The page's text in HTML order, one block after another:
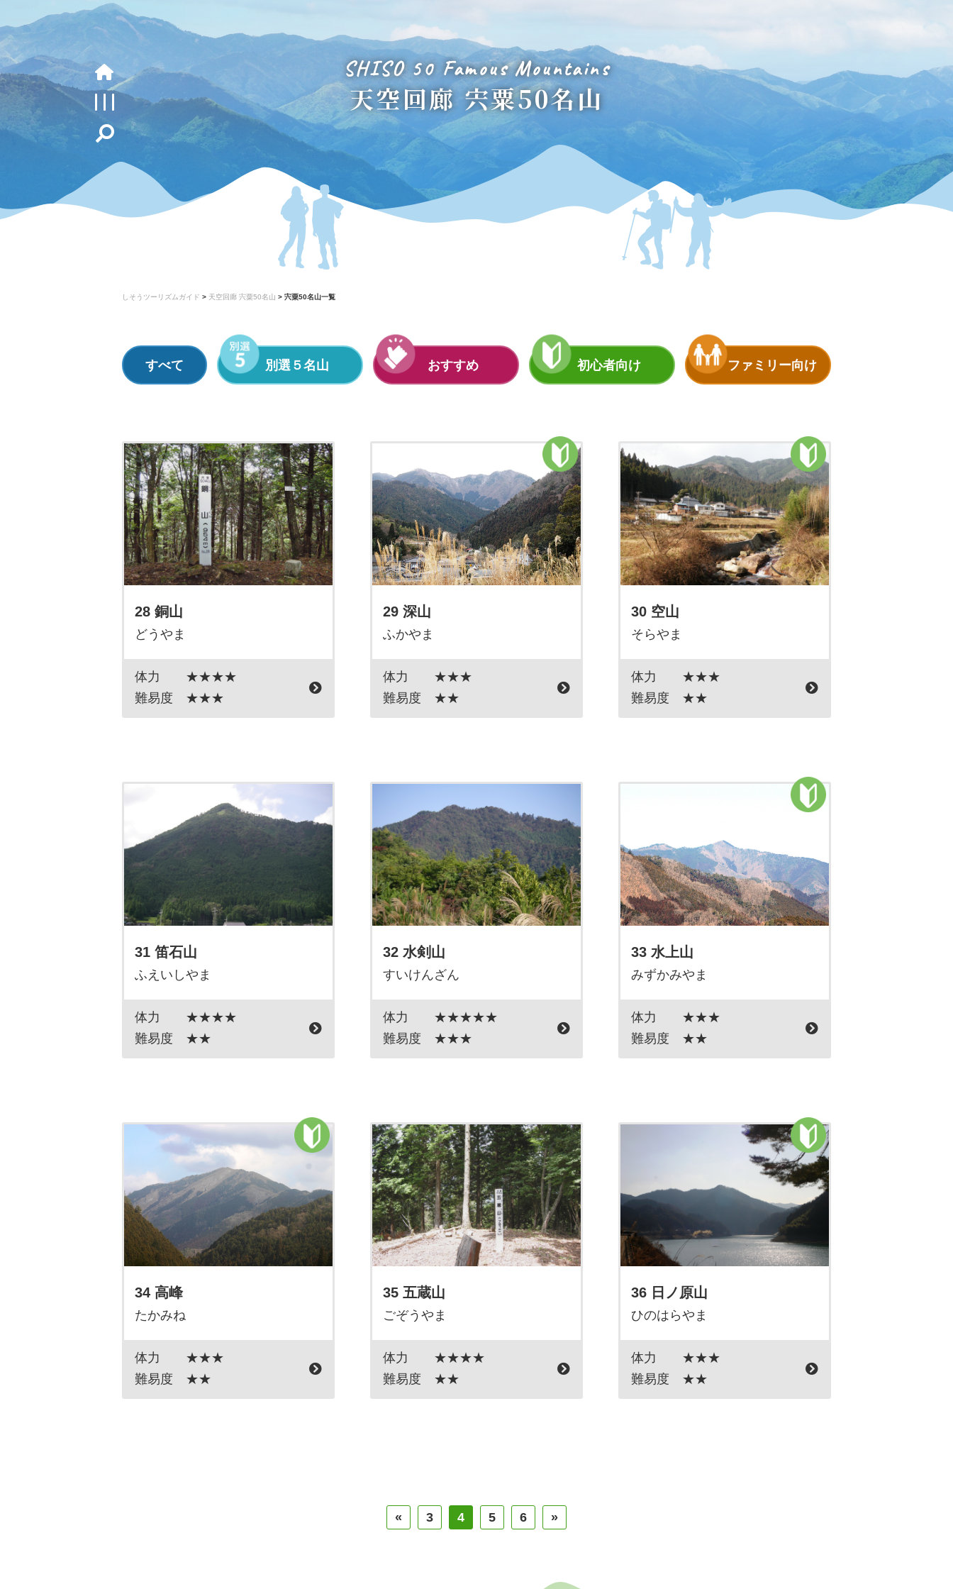
SHISO 50 Famous Mountains
天空回廊 宍粟50名山
しそうツーリズムガイド > 天空回廊 宍粟50名山 > 宍粟50名山一覧
すべて 別選５名山 おすすめ 初心者向け ファミリー向け
28 銅山
どうやま
体力
★★★★
難易度
★★★
29 深山
ふかやま
体力
★★★
難易度
★★
30 空山
そらやま
体力
★★★
難易度
★★
31 笛石山
ふえいしやま
体力
★★★★
難易度
★★
32 水剣山
すいけんざん
体力
★★★★★
難易度
★★★
33 水上山
みずかみやま
体力
★★★
難易度
★★
34 高峰
たかみね
体力
★★★
難易度
★★
35 五蔵山
ごぞうやま
体力
★★★★
難易度
★★
36 日ノ原山
ひのはらやま
体力
★★★
難易度
★★
« 3 4 5 6 »